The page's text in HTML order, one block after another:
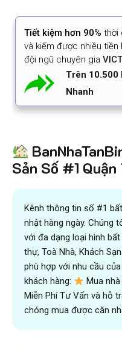
Tiết kiệm hơn 90% thời
và kiếm được nhiều
đội ngũ chuyên gia
Trên 10.500
Nhanh
Sản Số #1 Quận
Kênh thông tin số #1
nhật hàng ngày. Chúng
với đa dạng loại hình
thự, Toà Nhà, Khách
phù hợp với nhu cầu
khách hàng:
Mua
Miễn Phí Tư Vấn và hỗ
chóng mua được căn